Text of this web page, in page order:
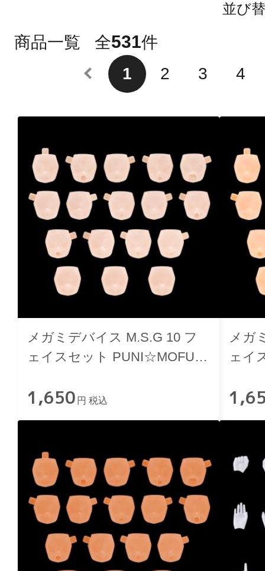
並び
商品一覧 全531件
1
2 3 4
メガミデバイス M.S.G 10 フ
ェイスセット PUNI☆MOFU用
1,650 円 税込
メガ
ェイ